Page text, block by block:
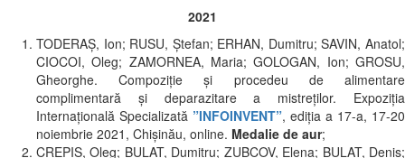
2021
TODERAŞ, Ion; RUSU, Ştefan; ERHAN, Dumitru; SAVIN, Anatol;
CIOCOI, Oleg; ZAMORNEA, Maria; GOLOGAN, Ion; GROSU,
Gheorghe. Compoziție și procedeu de alimentare
complimentară și deparazitare a mistreților. Expoziția
Internațională Specializată ”INFOINVENT”, ediția a 17-a, 17-20
noiembrie 2021, Chișinău, online. Medalie de aur;
CREPIS, Oleg; BULAT, Dumitru; ZUBCOV, Elena; BULAT, Denis;